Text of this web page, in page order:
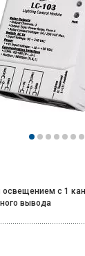
освещением с 1
вывода